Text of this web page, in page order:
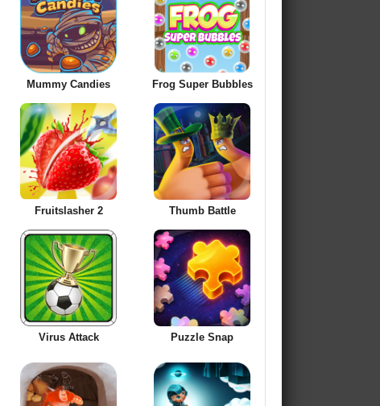
Mummy Candies Frog Super Bubbles
Fruitslasher 2 Thumb Battle
Virus Attack Puzzle Snap